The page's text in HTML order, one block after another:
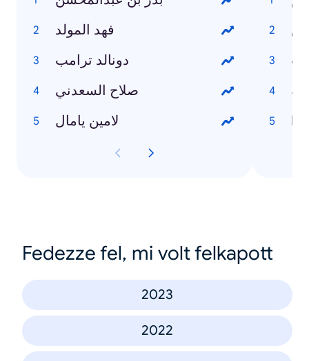
فهد المولد
دونالد ترامب
صلاح السعدني
لامين يامال
Fedezze fel, mi volt felkapott
2023
2022